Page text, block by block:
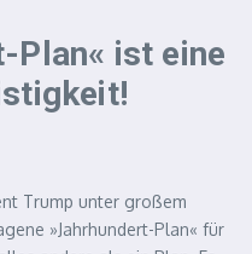
Plan« ist eine
Trump unter großem
»Jahrhundert-Plan« für